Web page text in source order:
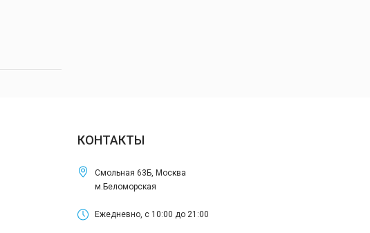
КОНТАКТЫ
Смольная 63Б, Москва
м.Беломорская
Ежедневно, с 10:00 до 21:00